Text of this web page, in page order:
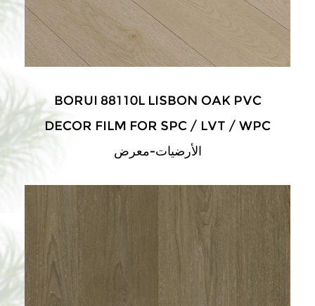
BORUI 88110L LISBON OAK PVC
DECOR FILM FOR SPC / LVT / WPC
الأرضيات-معرض